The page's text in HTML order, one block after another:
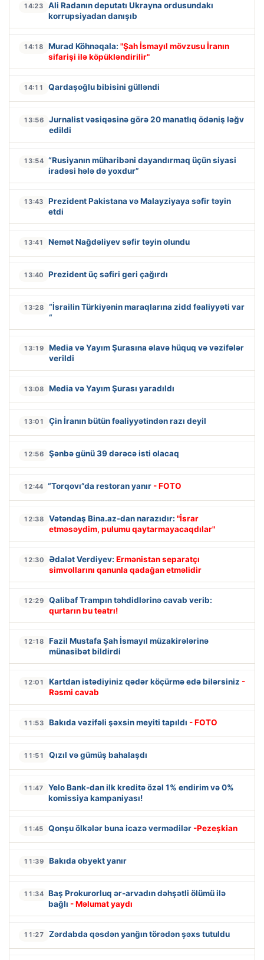
14:23
Ali Radanın deputatı Ukrayna ordusundakı
korrupsiyadan danışıb
14:18 Murad Köhnəqala: "Şah İsmayıl mövzusu İranın
sifarişi ilə köpükləndirilir"
14:11 Qardaşoğlu bibisini gülləndi
13:56
Jurnalist vəsiqəsinə görə 20 manatlıq ödəniş ləğv
edildi
13:54 “Rusiyanın müharibəni dayandırmaq üçün siyasi
iradəsi hələ də yoxdur”
13:43
Prezident Pakistana və Malayziyaya səfir təyin
etdi
13:41 Nemət Nağdəliyev səfir təyin olundu
13:40 Prezident üç səfiri geri çağırdı
13:28
“İsrailin Türkiyənin maraqlarına zidd fəaliyyəti var
“
13:19
Media və Yayım Şurasına əlavə hüquq və vəzifələr
verildi
13:08 Media və Yayım Şurası yaradıldı
13:01 Çin İranın bütün fəaliyyətindən razı deyil
12:56 Şənbə günü 39 dərəcə isti olacaq
12:44 “Torqovı”da restoran yanır - FOTO
12:38 Vətəndaş Bina.az-dan narazıdır: "İsrar
etməsəydim, pulumu qaytarmayacaqdılar"
12:30 Ədalət Verdiyev: Ermənistan separatçı
simvollarını qanunla qadağan etməlidir
12:29
Qalibaf Trampın təhdidlərinə cavab verib:
qurtarın bu teatrı!
12:18
Fazil Mustafa Şah İsmayıl müzakirələrinə
münasibət bildirdi
12:01 Kartdan istədiyiniz qədər köçürmə edə bilərsiniz -
Rəsmi cavab
11:53 Bakıda vəzifəli şəxsin meyiti tapıldı - FOTO
11:51 Qızıl və gümüş bahalaşdı
11:47
Yelo Bank-dan ilk kreditə özəl 1% endirim və 0%
komissiya kampaniyası!
11:45 Qonşu ölkələr buna icazə vermədilər -Pezeşkian
11:39 Bakıda obyekt yanır
11:34 Baş Prokurorluq ər-arvadın dəhşətli ölümü ilə
bağlı - Məlumat yaydı
11:27 Zərdabda qəsdən yanğın törədən şəxs tutuldu